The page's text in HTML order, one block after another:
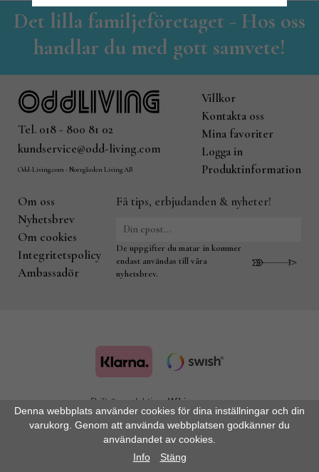
Det lilla familjeföretaget - Hos oss
handlar du med gott samvete!
Tel. 018 - 800 81 02
kundservice@odd-living.com
Odd-Living.com - Norrgården Living AB
Villkor
Kontakta oss
Mina favoriter
Logga in
Produktinformation
Om oss
Nyhetsbrev
Om cookies
Integritetspolicy
Ambassadör
Få tips, erbjudanden & nyheter!
De uppgifter du matar in kommer
endast användas till våra
nyhetsbrev.
Drift & produktion: Wikinggruppen
Denna webbplats använder cookies för dina inställningar och din
varukorg. Genom att använda webbplatsen godkänner du
användandet av cookies.
Info
Stäng